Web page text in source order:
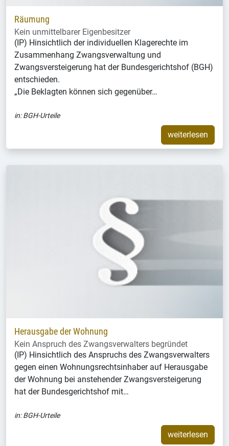
Räumung
Kein unmittelbarer Eigenbesitzer
(IP) Hinsichtlich der individuellen Klagerechte im
Zusammenhang Zwangsverwaltung und
Zwangsversteigerung hat der Bundesgerichtshof (BGH)
entschieden.
„Die Beklagten können sich gegenüber…
in:BGH-Urteile
weiterlesen
Herausgabe der Wohnung
Kein Anspruch des Zwangsverwalters begründet
(IP) Hinsichtlich des Anspruchs des Zwangsverwalters
gegen einen Wohnungsrechtsinhaber auf Herausgabe
der Wohnung bei anstehender Zwangsversteigerung
hat der Bundesgerichtshof mit…
in:BGH-Urteile
weiterlesen